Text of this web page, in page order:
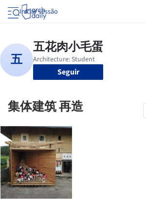
Iniciar sessão
Seguir
集体建筑 再造